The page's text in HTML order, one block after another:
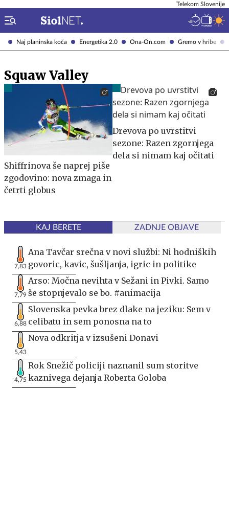
Naj planinska koča Energetika 2.0 Ona-On.com Gremo v hribe
Telekom Slovenije
Squaw Valley
Shiffrinova še naprej piše
zgodovino: nova zmaga in
četrti globus
Drevova po uvrstitvi
sezone: Razen zgornjega
dela si nimam kaj očitati
KAJ BERETE ZADNJE OBJAVE
7,83
Ana Tavčar srečna v novi službi: Ni hodniških
govoric, kavic, šušljanja, igric in politike
7,79
Arso: Močna nevihta v Sežani in Pivki. Samo
še stopnjevalo se bo. #animacija
6,88
Slovenska pevka brez dlake na jeziku: Sem v
celibatu in sem ponosna na to
5,43
Nova odkritja v izsušeni Donavi
4,75
Rok Snežič policiji naznanil sum storitve
kaznivega dejanja Roberta Goloba